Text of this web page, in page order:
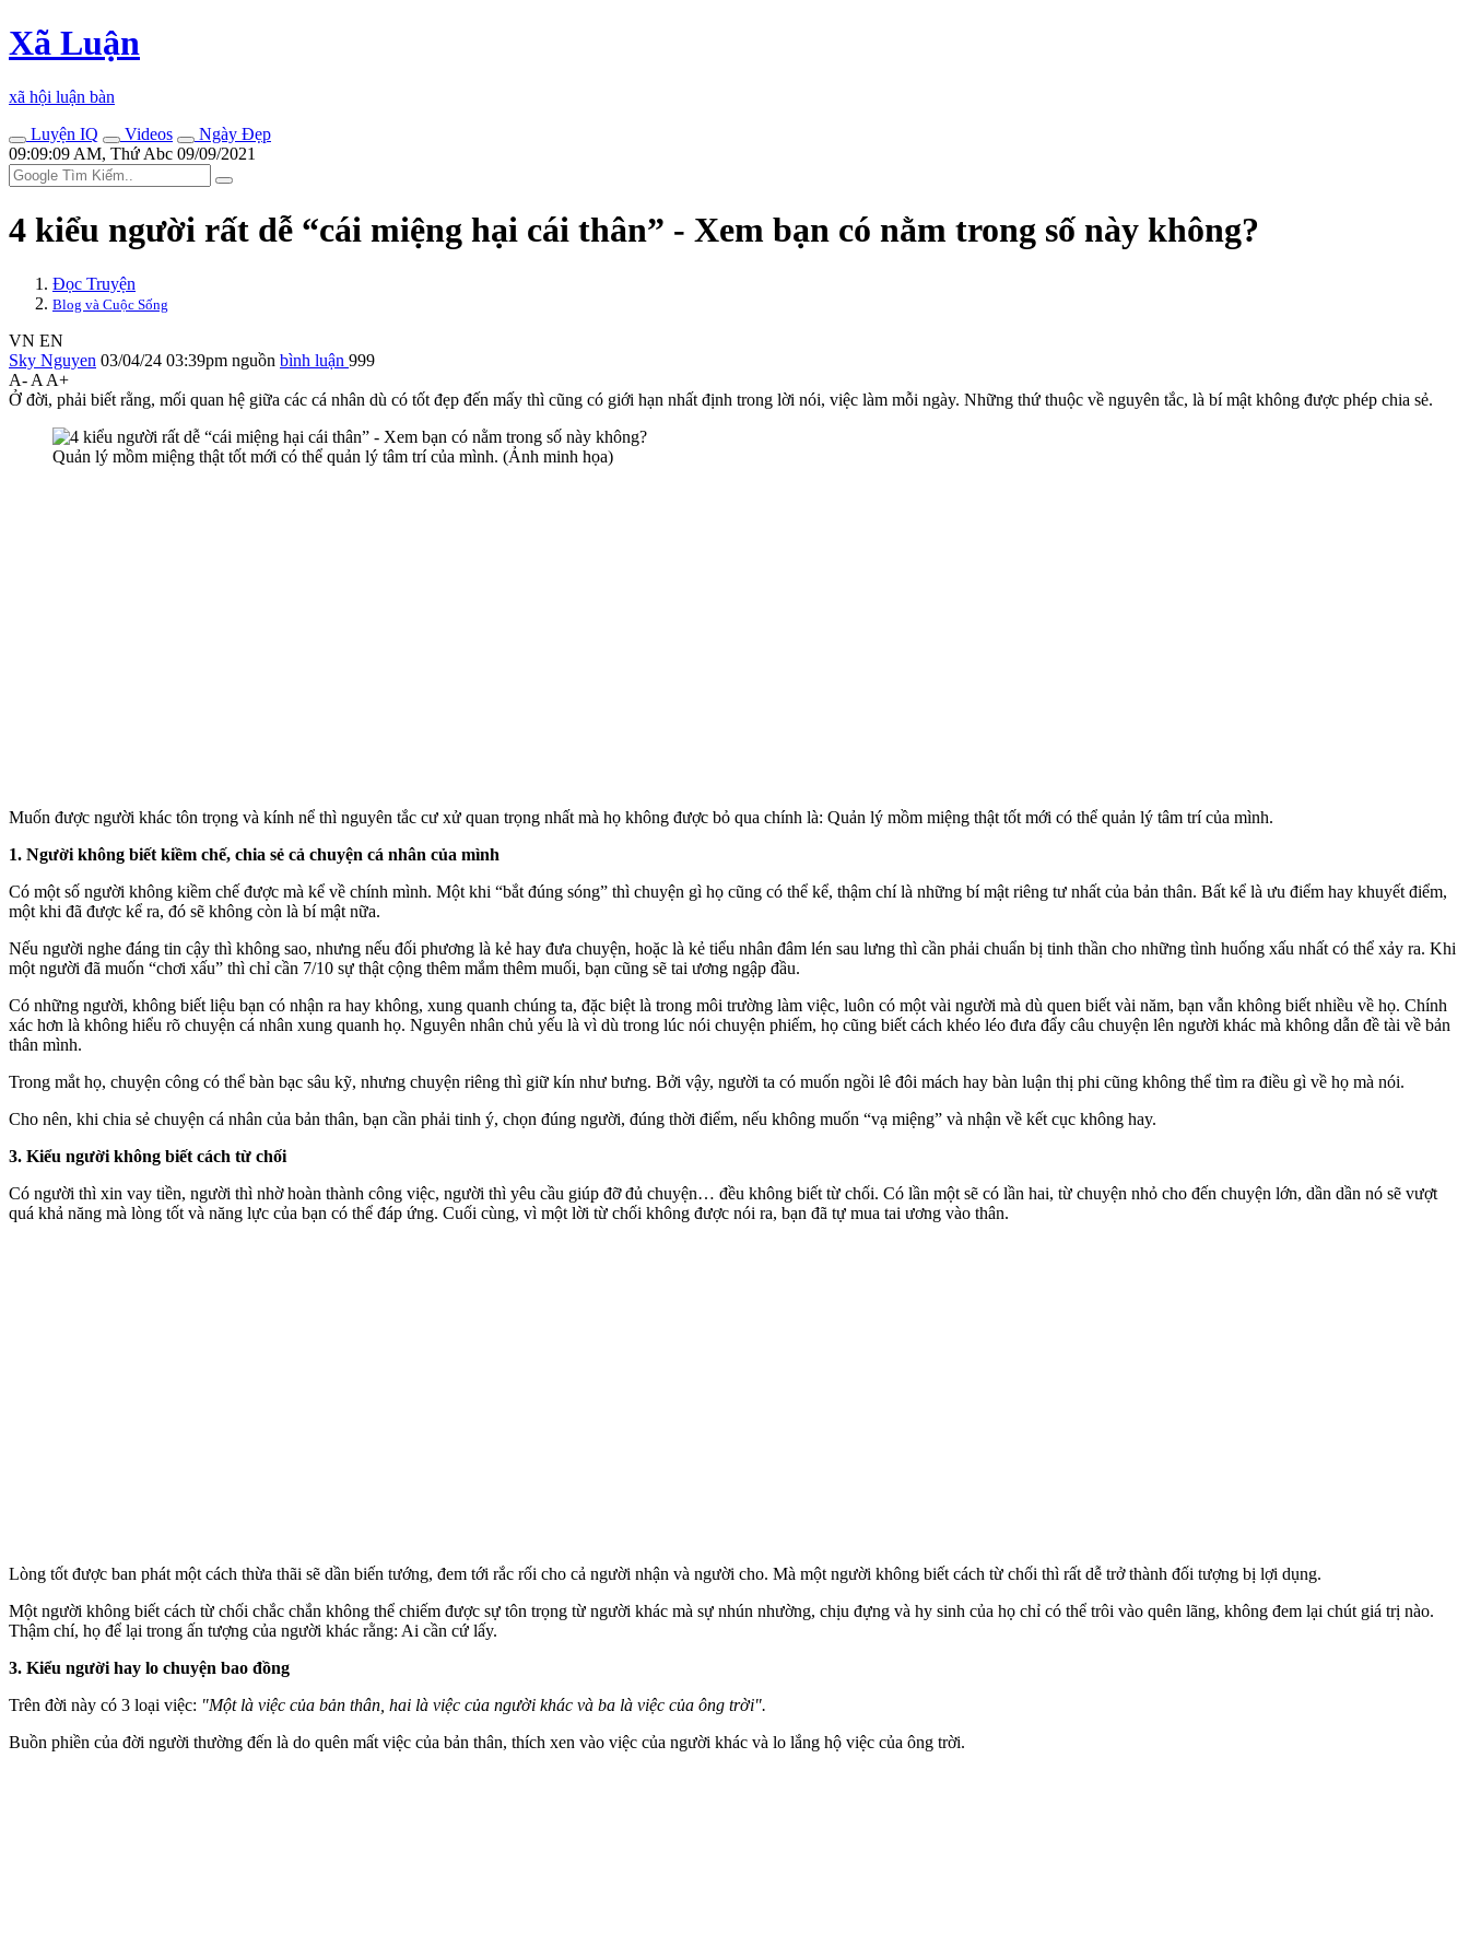
Xã Luận
xã hội luận bàn
Luyện IQ
Videos
Ngày Đẹp
09:09:09 AM, Thứ Abc 09/09/2021
4 kiểu người rất dễ “cái miệng hại cái thân” - Xem bạn có nằm trong số này không?
Đọc Truyện
Blog và Cuộc Sống
VN EN
Sky Nguyen 03/04/24 03:39pm nguồn bình luận 999
A- A A+
Ở đời, phải biết rằng, mối quan hệ giữa các cá nhân dù có tốt đẹp đến mấy thì cũng có giới hạn nhất định trong lời nói, việc làm mỗi ngày. Những thứ thuộc về nguyên tắc, là bí mật không được phép chia sẻ.
Quản lý mồm miệng thật tốt mới có thể quản lý tâm trí của mình. (Ảnh minh họa)
Muốn được người khác tôn trọng và kính nể thì nguyên tắc cư xử quan trọng nhất mà họ không được bỏ qua chính là: Quản lý mồm miệng thật tốt mới có thể quản lý tâm trí của mình.
1. Người không biết kiềm chế, chia sẻ cả chuyện cá nhân của mình
Có một số người không kiềm chế được mà kể về chính mình. Một khi “bắt đúng sóng” thì chuyện gì họ cũng có thể kể, thậm chí là những bí mật riêng tư nhất của bản thân. Bất kể là ưu điểm hay khuyết điểm,
một khi đã được kể ra, đó sẽ không còn là bí mật nữa.
Nếu người nghe đáng tin cậy thì không sao, nhưng nếu đối phương là kẻ hay đưa chuyện, hoặc là kẻ tiểu nhân đâm lén sau lưng thì cần phải chuẩn bị tinh thần cho những tình huống xấu nhất có thể xảy ra. Khi
một người đã muốn “chơi xấu” thì chỉ cần 7/10 sự thật cộng thêm mắm thêm muối, bạn cũng sẽ tai ương ngập đầu.
Có những người, không biết liệu bạn có nhận ra hay không, xung quanh chúng ta, đặc biệt là trong môi trường làm việc, luôn có một vài người mà dù quen biết vài năm, bạn vẫn không biết nhiều về họ. Chính
xác hơn là không hiểu rõ chuyện cá nhân xung quanh họ. Nguyên nhân chủ yếu là vì dù trong lúc nói chuyện phiếm, họ cũng biết cách khéo léo đưa đẩy câu chuyện lên người khác mà không dẫn đề tài về bản
thân mình.
Trong mắt họ, chuyện công có thể bàn bạc sâu kỹ, nhưng chuyện riêng thì giữ kín như bưng. Bởi vậy, người ta có muốn ngồi lê đôi mách hay bàn luận thị phi cũng không thể tìm ra điều gì về họ mà nói.
Cho nên, khi chia sẻ chuyện cá nhân của bản thân, bạn cần phải tinh ý, chọn đúng người, đúng thời điểm, nếu không muốn “vạ miệng” và nhận về kết cục không hay.
3. Kiểu người không biết cách từ chối
Có người thì xin vay tiền, người thì nhờ hoàn thành công việc, người thì yêu cầu giúp đỡ đủ chuyện… đều không biết từ chối. Có lần một sẽ có lần hai, từ chuyện nhỏ cho đến chuyện lớn, dần dần nó sẽ vượt
quá khả năng mà lòng tốt và năng lực của bạn có thể đáp ứng. Cuối cùng, vì một lời từ chối không được nói ra, bạn đã tự mua tai ương vào thân.
Lòng tốt được ban phát một cách thừa thãi sẽ dần biến tướng, đem tới rắc rối cho cả người nhận và người cho. Mà một người không biết cách từ chối thì rất dễ trở thành đối tượng bị lợi dụng.
Một người không biết cách từ chối chắc chắn không thể chiếm được sự tôn trọng từ người khác mà sự nhún nhường, chịu đựng và hy sinh của họ chỉ có thể trôi vào quên lãng, không đem lại chút giá trị nào.
Thậm chí, họ để lại trong ấn tượng của người khác rằng: Ai cần cứ lấy.
3. Kiểu người hay lo chuyện bao đồng
Trên đời này có 3 loại việc: "Một là việc của bản thân, hai là việc của người khác và ba là việc của ông trời".
Buồn phiền của đời người thường đến là do quên mất việc của bản thân, thích xen vào việc của người khác và lo lắng hộ việc của ông trời.